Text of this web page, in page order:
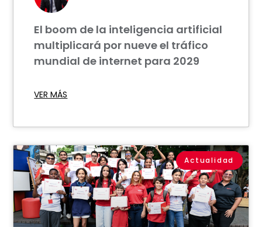
El boom de la inteligencia artificial
multiplicará por nueve el tráfico
mundial de internet para 2029
VER MÁS
Actualidad